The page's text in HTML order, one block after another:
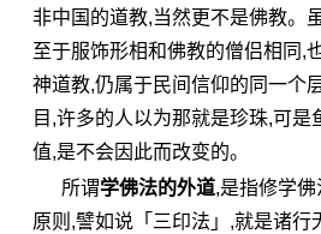
非中国的道教,当然更不是佛教。
至于服饰形相和佛教的僧侣相同,
神道教,仍属于民间信仰的同一个
目,许多的人以为那就是珍珠,可是
值,是不会因此而改变的。
所谓学佛法的外道,是指修学
原则,譬如说「三印法」,就是诸行